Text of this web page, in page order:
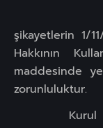
şikayetlerin 1/
Hakkının
maddesinde
zorunluluktur.
Kurul